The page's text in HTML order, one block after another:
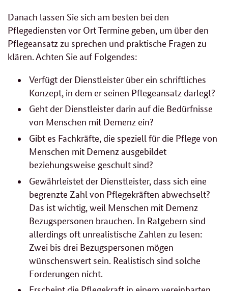
Danach lassen Sie sich am besten bei den
Pflegediensten vor Ort Termine geben, um über den
Pflegeansatz zu sprechen und praktische Fragen zu
klären. Achten Sie auf Folgendes:
Verfügt der Dienstleister über ein schriftliches
Konzept, in dem er seinen Pflegeansatz darlegt?
Geht der Dienstleister darin auf die Bedürfnisse
von Menschen mit Demenz ein?
Gibt es Fachkräfte, die speziell für die Pflege von
Menschen mit Demenz ausgebildet
beziehungsweise geschult sind?
Gewährleistet der Dienstleister, dass sich eine
begrenzte Zahl von Pflegekräften abwechselt?
Das ist wichtig, weil Menschen mit Demenz
Bezugspersonen brauchen. In Ratgebern sind
allerdings oft unrealistische Zahlen zu lesen:
Zwei bis drei Bezugspersonen mögen
wünschenswert sein. Realistisch sind solche
Forderungen nicht.